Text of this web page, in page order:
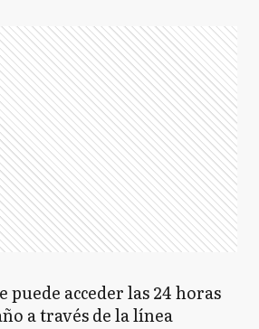
puede acceder las 24 horas
a través de la línea